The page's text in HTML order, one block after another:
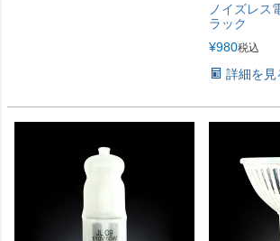
ノイズレス
ラック
¥980税込
詳細を見